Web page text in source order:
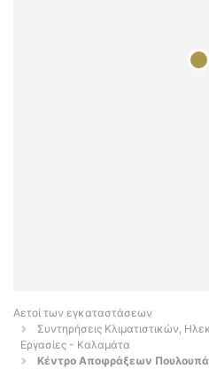
Αετοί των εγκαταστάσεων
Συντηρήσεις Κλιματιστικών,
Εργασίες - Καλαμάτα
Κέντρο Αποφράξεων